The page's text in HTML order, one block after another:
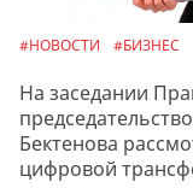
#НОВОСТИ #БИЗНЕС
На заседании
Бектенова
цифровой